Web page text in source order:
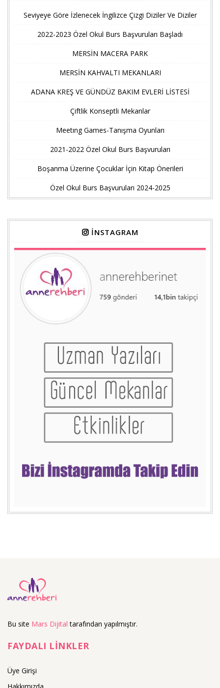
Seviyeye Göre İzlenecek İngilizce Çizgi Diziler Ve Diziler
2022-2023 Özel Okul Burs Başvuruları Başladı
MERSİN MACERA PARK
MERSİN KAHVALTI MEKANLARI
ADANA KREŞ VE GÜNDÜZ BAKIM EVLERİ LİSTESİ
Çiftlik Konseptli Mekanlar
Meetıng Games-Tanışma Oyunları
2021-2022 Özel Okul Burs Başvuruları
Boşanma Üzerine Çocuklar İçin Kitap Önerileri
Özel Okul Burs Başvuruları 2024-2025
İNSTAGRAM
Bu site Mars Dijital tarafından yapılmıştır.
FAYDALI LİNKLER
Üye Girişi